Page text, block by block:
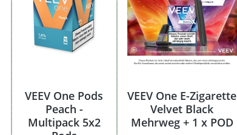
VEEV One Pods
Peach -
Multipack 5x2
VEEV One E-Zigarette
Velvet Black
Mehrweg + 1 x POD